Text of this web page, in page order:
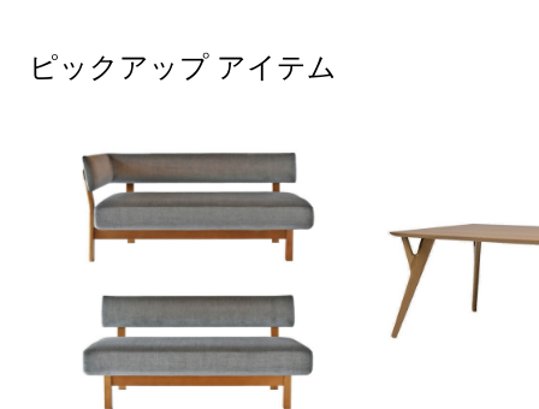
ピックアップ アイテム